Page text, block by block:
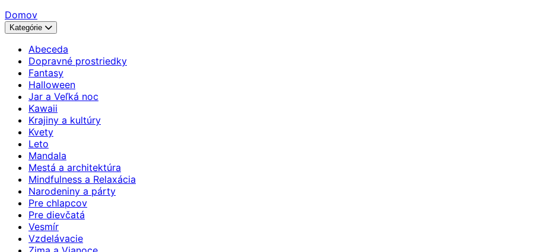
Domov
Kategórie
Abeceda
Dopravné prostriedky
Fantasy
Halloween
Jar a Veľká noc
Kawaii
Krajiny a kultúry
Kvety
Leto
Mandala
Mestá a architektúra
Mindfulness a Relaxácia
Narodeniny a párty
Pre chlapcov
Pre dievčatá
Vesmír
Vzdelávacie